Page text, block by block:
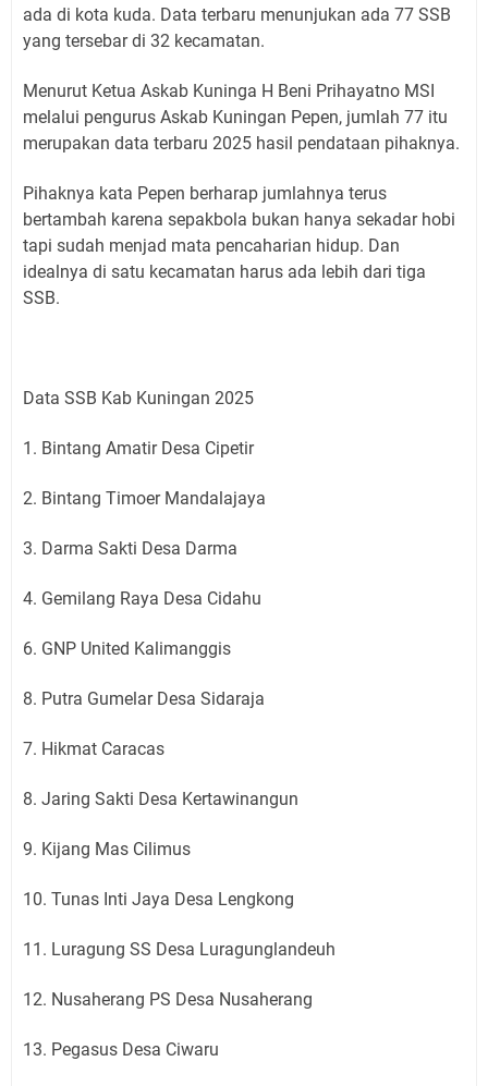
ada di kota kuda. Data terbaru menunjukan ada 77 SSB
yang tersebar di 32 kecamatan.
Menurut Ketua Askab Kuninga H Beni Prihayatno MSI
melalui pengurus Askab Kuningan Pepen, jumlah 77 itu
merupakan data terbaru 2025 hasil pendataan pihaknya.
Pihaknya kata Pepen berharap jumlahnya terus
bertambah karena sepakbola bukan hanya sekadar hobi
tapi sudah menjad mata pencaharian hidup. Dan
idealnya di satu kecamatan harus ada lebih dari tiga
SSB.
Data SSB Kab Kuningan 2025
1. Bintang Amatir Desa Cipetir
2. Bintang Timoer Mandalajaya
3. Darma Sakti Desa Darma
4. Gemilang Raya Desa Cidahu
6. GNP United Kalimanggis
8. Putra Gumelar Desa Sidaraja
7. Hikmat Caracas
8. Jaring Sakti Desa Kertawinangun
9. Kijang Mas Cilimus
10. Tunas Inti Jaya Desa Lengkong
11. Luragung SS Desa Luragunglandeuh
12. Nusaherang PS Desa Nusaherang
13. Pegasus Desa Ciwaru